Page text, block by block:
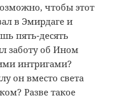
чтобы этот
в Эмирдаге и
пять-десять
заботу об Ином
интригами?
он вместо света
Разве такое